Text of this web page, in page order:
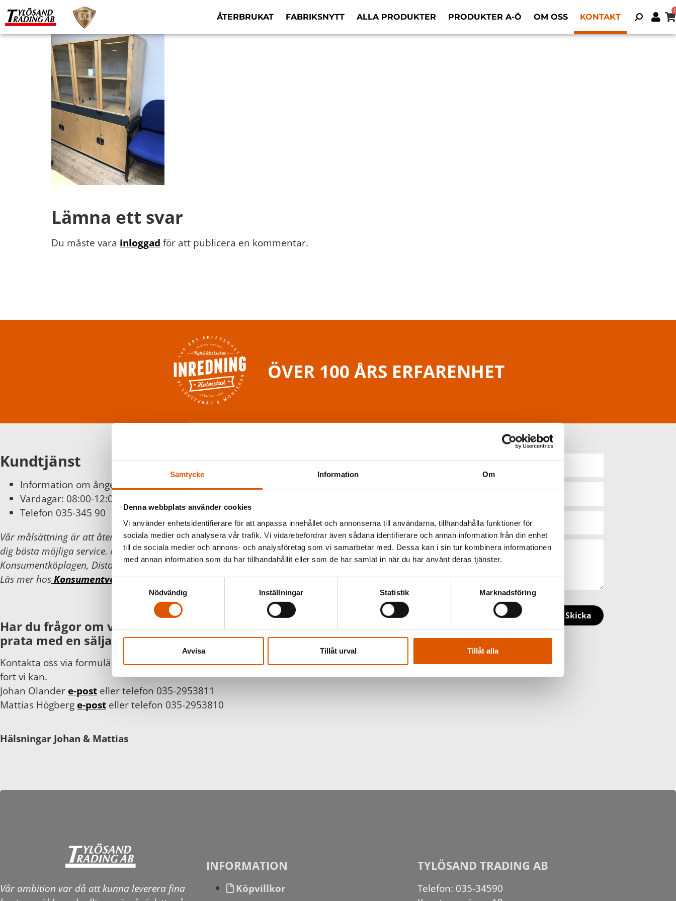
Samtycke Information Om
Denna webbplats använder cookies
Vi använder enhetsidentifierare för att anpassa innehållet och annonserna till användarna, tillhandahålla funktioner för
sociala medier och analysera vår trafik. Vi vidarebefordrar även sådana identifierare och annan information från din enhet
till de sociala medier och annons- och analysföretag som vi samarbetar med. Dessa kan i sin tur kombinera informationen
med annan information som du har tillhandahållit eller som de har samlat in när du har använt deras tjänster.
Samtyckesval
Nödvändig
Inställningar Statistik Marknadsföring
Avvisa Tillåt urval Tillåt alla
ÅTERBRUKAT FABRIKSNYTT ALLA PRODUKTER PRODUKTER A-Ö OM OSS KONTAKT
Lämna ett svar
Du måste vara inloggad för att publicera en kommentar.
ÖVER 100 ÅRS ERFARENHET
Kundtjänst
Information om ångerätt och byten finnshär
Vardagar: 08:00-12:00
Telefon 035-345 90
Vår målsättning är att återkomma inom 24 timmar och erbjuda
dig bästa möjliga service. För din och vår trygghet följer vi
Konsumentköplagen, Distans- och hemförsäljningslagen.
Läs mer hosKonsumentverket.
Har du frågor om våra produkter eller vill du
prata med en säljare?
Kontakta oss via formuläret eller direkt, så hör vi av oss så
fort vi kan.
Johan Olander e-post eller telefon 035-2953811
Mattias Högberg e-post eller telefon 035-2953810
Hälsningar Johan & Mattias
Skicka
Vår ambition var då att kunna leverera fina
INFORMATION
Köpvillkor
TYLÖSAND TRADING AB
Telefon: 035-34590